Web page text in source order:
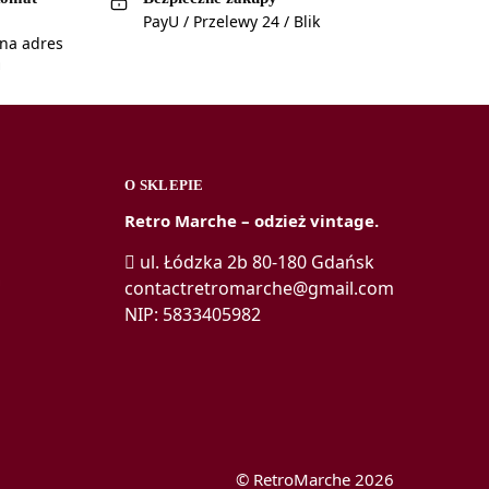
adres
PayU / Przelewy 24 / Blik
O SKLEPIE
Retro Marche – odzież vintage.
ul. Łódzka 2b 80-180 Gdańsk
contactretromarche@gmail.com
NIP: 5833405982
© RetroMarche 2026